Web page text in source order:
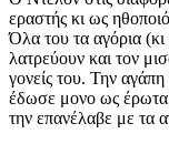
εραστής κι ως
Όλα του τα αγόρια
λατρεύουν και τον
γονείς του. Την
έδωσε μονο ως έρωτα
την επανέλαβε με τα